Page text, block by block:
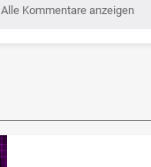
Alle Kommentare anzeigen